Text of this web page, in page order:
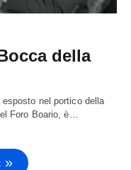
della
nel portico della
Foro Boario, è…